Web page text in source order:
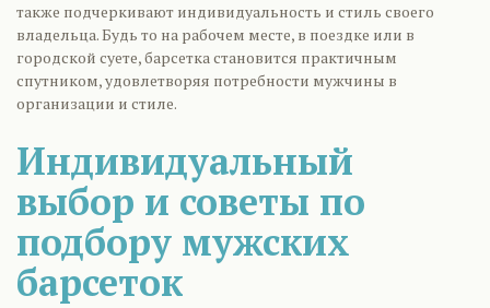
также подчеркивают индивидуальность и стиль своего
владельца. Будь то на рабочем месте, в поездке или в
городской суете, барсетка становится практичным
спутником, удовлетворяя потребности мужчины в
организации и стиле.
Индивидуальный
выбор и советы по
подбору мужских
барсеток